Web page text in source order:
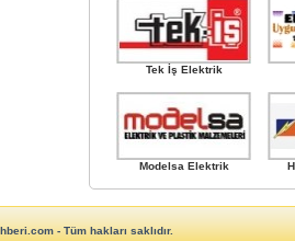
Tek İş Elektrik
Modelsa Elektrik
- Tüm hakları saklıdır.